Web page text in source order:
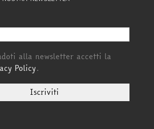
alla newsletter accetti la
Policy.